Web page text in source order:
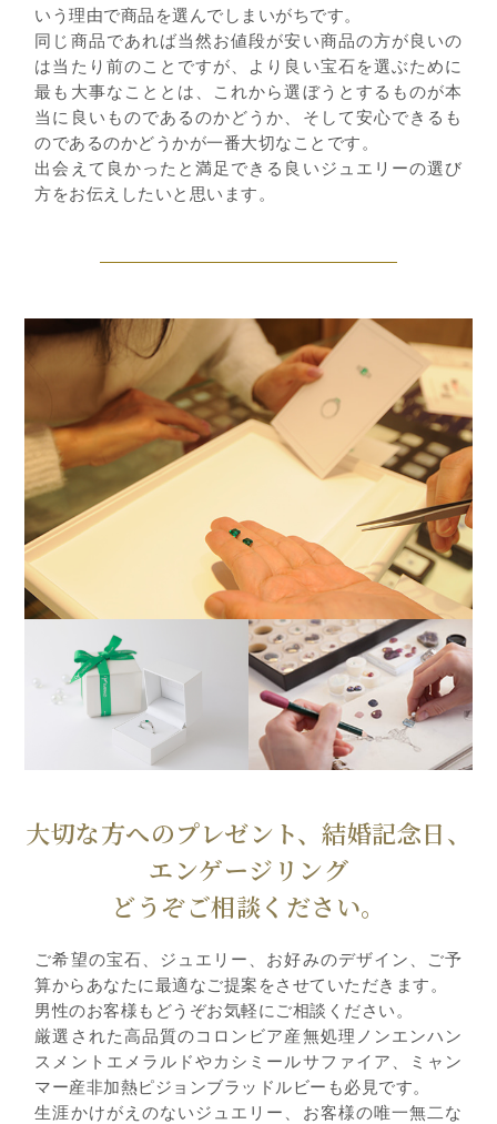
いう理由で商品を選んでしまいがちです。
同じ商品であれば当然お値段が安い商品の方が良いの
は当たり前のことですが、より良い宝石を選ぶために
最も大事なこととは、これから選ぼうとするものが本
当に良いものであるのかどうか、そして安心できるも
のであるのかどうかが一番大切なことです。
出会えて良かったと満足できる良いジュエリーの選び
方をお伝えしたいと思います。
大切な方へのプレゼント、結婚記念日、
エンゲージリング
どうぞご相談ください。
ご希望の宝石、ジュエリー、お好みのデザイン、ご予
算からあなたに最適なご提案をさせていただきます。
男性のお客様もどうぞお気軽にご相談ください。
厳選された高品質のコロンビア産無処理ノンエンハン
スメントエメラルドやカシミールサファイア、ミャン
マー産非加熱ピジョンブラッドルビーも必見です。
生涯かけがえのないジュエリー、お客様の唯一無二な